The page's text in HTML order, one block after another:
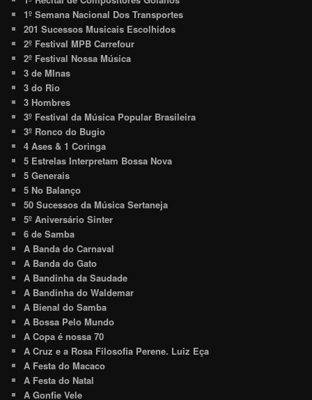
1º Semana Nacional Dos Transportes
201 Sucessos Musicais Escolhidos
2º Festival MPB Carrefour
2º Festival Nossa Música
3 de MInas
3 do Rio
3 Hombres
3º Festival da Música Popular Brasileira
3º Ronco do Bugio
4 Ases & 1 Coringa
5 Estrelas Interpretam Bossa Nova
5 Generais
5 No Balanço
50 Sucessos da Música Sertaneja
5º Aniversário Sinter
6 de Samba
A Banda do Carnaval
A Banda do Gato
A Bandinha da Saudade
A Bandinha do Waldemar
A Bienal do Samba
A Bossa Pelo Mundo
A Copa é nossa 70
A Cruz e a Rosa Filosofia Perene. Luiz Eça
A Festa do Macaco
A Festa do Natal
A Gonfie Vele